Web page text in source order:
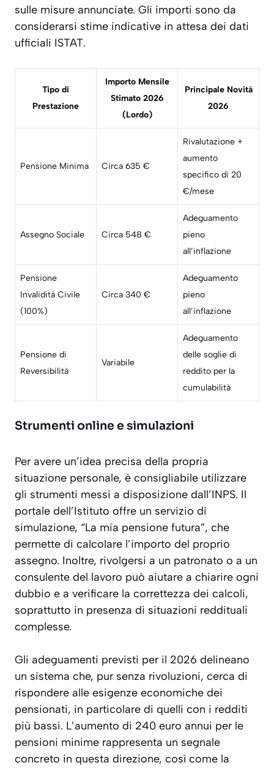
sulle misure annunciate. Gli importi sono da
considerarsi stime indicative in attesa dei dati
ufficiali ISTAT.
Tipo di
Prestazione
Importo Mensile
Stimato 2026
(Lordo)
Principale Novità
2026
Pensione Minima Circa 635 €
Rivalutazione +
aumento
specifico di 20
€/mese
Assegno Sociale Circa 548 €
Adeguamento
pieno
all’inflazione
Pensione
Invalidità Civile
(100%)
Circa 340 €
Adeguamento
pieno
all’inflazione
Pensione di
Reversibilità
Variabile
Adeguamento
delle soglie di
reddito per la
cumulabilità
Strumenti online e simulazioni
Per avere un’idea precisa della propria
situazione personale, è consigliabile utilizzare
gli strumenti messi a disposizione dall’INPS. Il
portale dell’Istituto offre un servizio di
simulazione, “La mia pensione futura”, che
permette di calcolare l’importo del proprio
assegno. Inoltre, rivolgersi a un patronato o a un
consulente del lavoro può aiutare a chiarire ogni
dubbio e a verificare la correttezza dei calcoli,
soprattutto in presenza di situazioni reddituali
complesse.
Gli adeguamenti previsti per il 2026 delineano
un sistema che, pur senza rivoluzioni, cerca di
rispondere alle esigenze economiche dei
pensionati, in particolare di quelli con i redditi
più bassi. L’aumento di 240 euro annui per le
pensioni minime rappresenta un segnale
concreto in questa direzione, così come la